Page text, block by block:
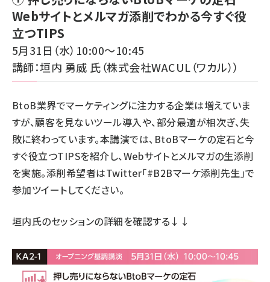
Webサイトとメルマガ添削でわかる今すぐ役
立つTIPS
5月31日（水）10:00～10:45
講師：垣内 勇威 氏（株式会社WACUL（ワカル））
BtoB業界でマーケティングに注力する企業は増えていま
すが、顧客を見ないツール導入や、部分最適が相次ぎ、失
敗に終わっています。本講演では、BtoBマーケの定石と今
すぐ役立つTIPSを紹介し、Webサイトとメルマガの生添削
を実施。添削希望者はTwitter「#B2Bマーケ添削先生」で
参加ツイートしてください。
垣内氏のセッションの詳細を確認する↓↓